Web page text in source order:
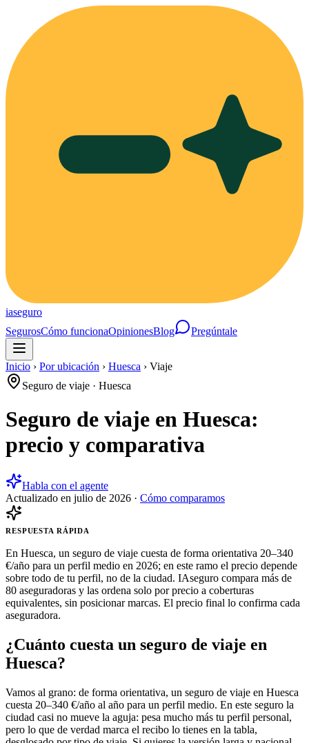
iaseguro
SegurosCómo funcionaOpinionesBlog Pregúntale
Inicio › Por ubicación › Huesca › Viaje
Seguro de viaje · Huesca
Seguro de viaje en Huesca:
precio y comparativa
Habla con el agente
Actualizado en julio de 2026 · Cómo comparamos
RESPUESTA RÁPIDA
En Huesca, un seguro de viaje cuesta de forma orientativa 20–340
€/año para un perfil medio en 2026; en este ramo el precio depende
sobre todo de tu perfil, no de la ciudad. IAseguro compara más de
80 aseguradoras y las ordena solo por precio a coberturas
equivalentes, sin posicionar marcas. El precio final lo confirma cada
aseguradora.
¿Cuánto cuesta un seguro de viaje en
Huesca?
Vamos al grano: de forma orientativa, un seguro de viaje en Huesca
cuesta 20–340 €/año al año para un perfil medio. En este seguro la
ciudad casi no mueve la aguja: pesa mucho más tu perfil personal,
pero lo que de verdad marca el recibo lo tienes en la tabla,